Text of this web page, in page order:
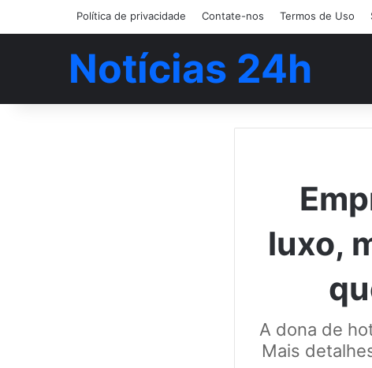
Política de privacidade Contate-nos Termos de Uso
Notícias 24h
luxo,
A dona de
Mais